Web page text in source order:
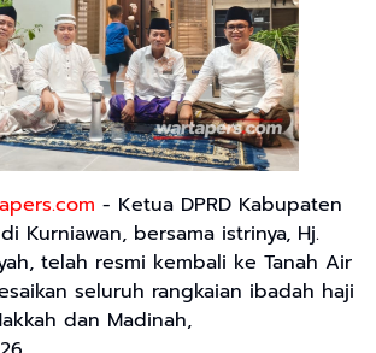
- Ketua DPRD Kabupaten
Kurniawan, bersama istrinya, Hj.
telah resmi kembali ke Tanah Air
seluruh rangkaian ibadah haji
dan Madinah,